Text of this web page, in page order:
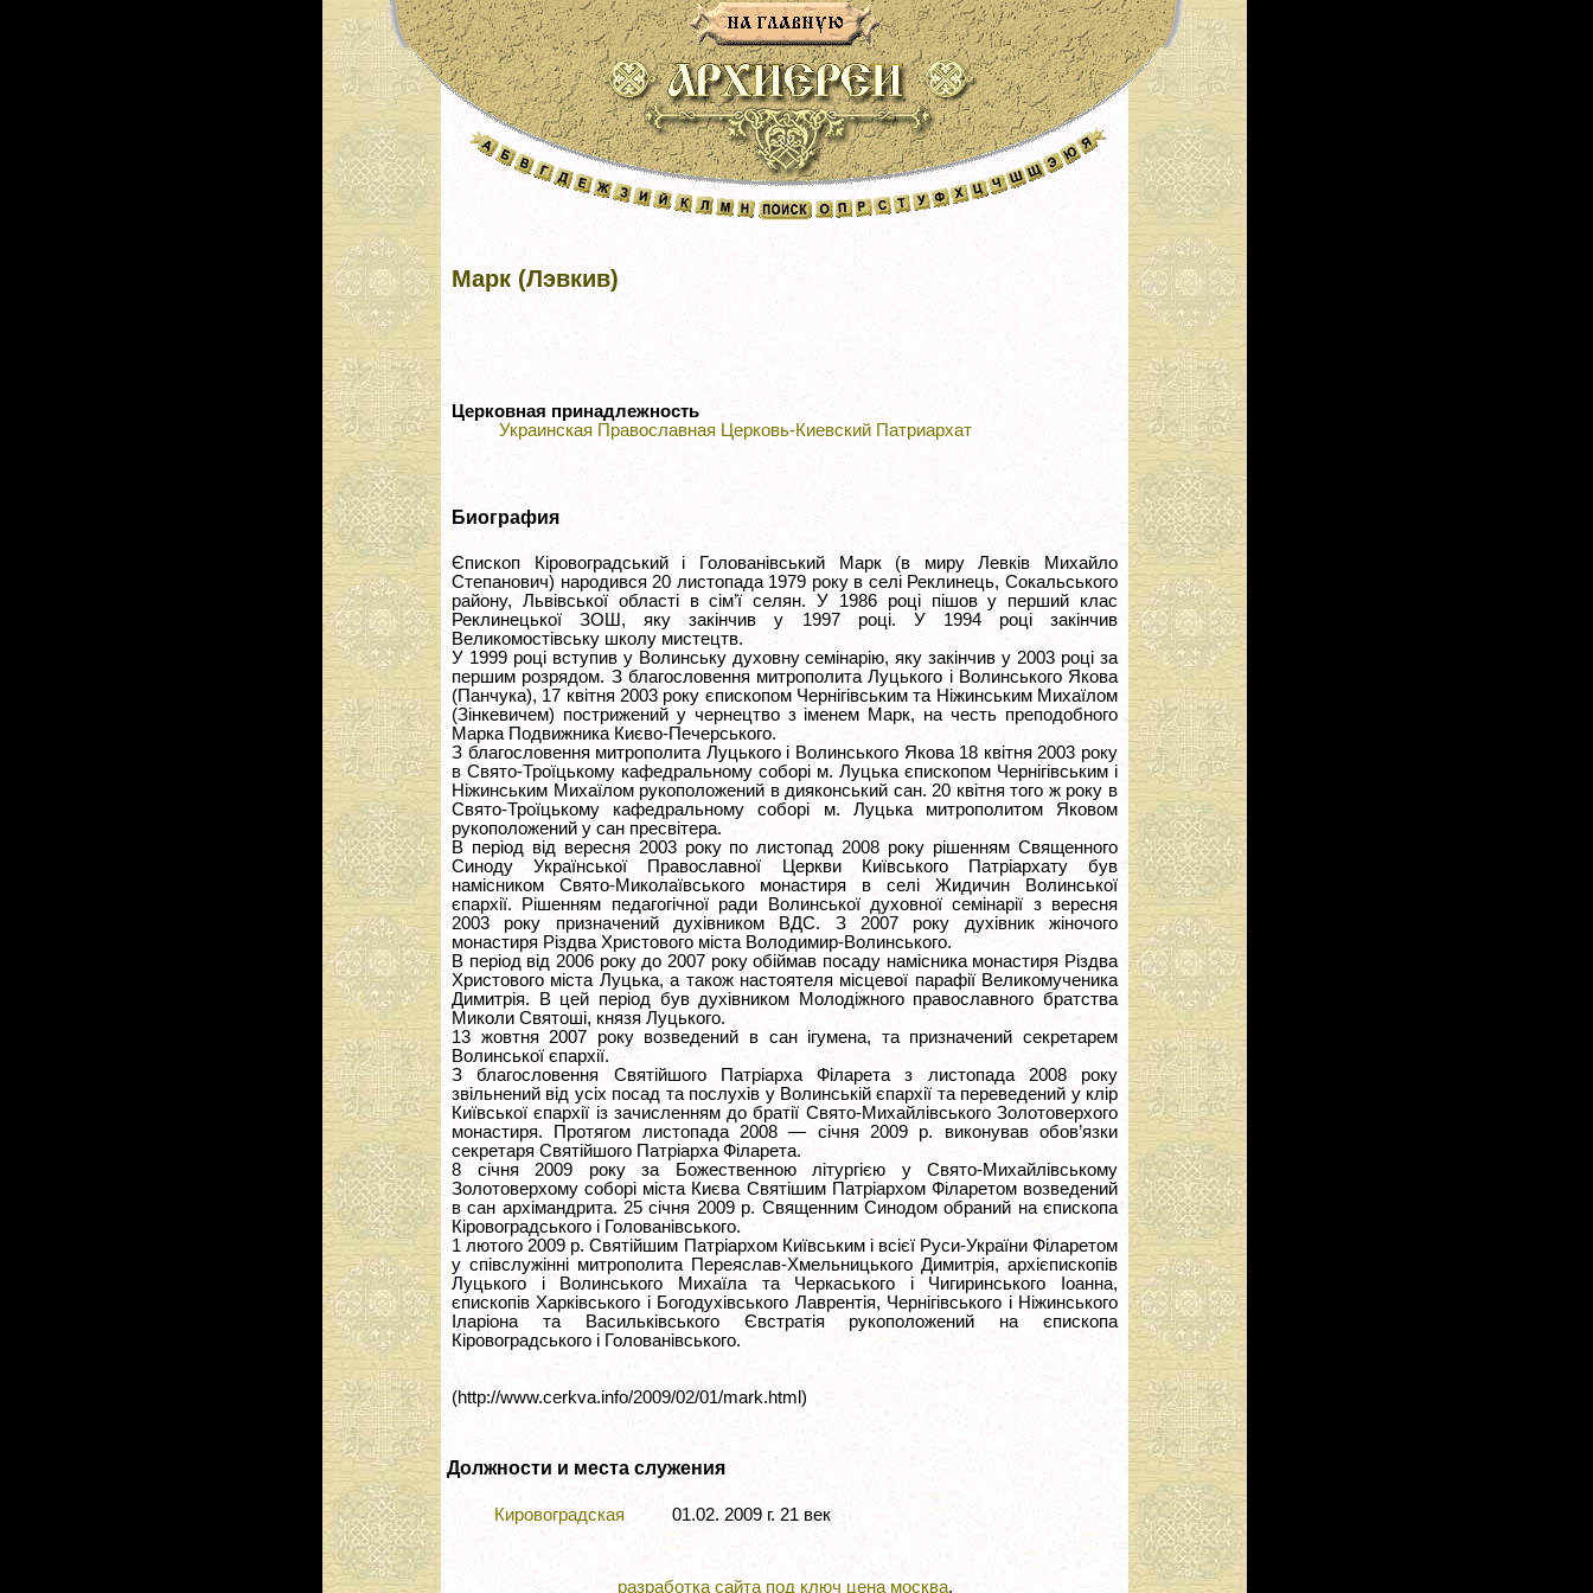
Марк (Лэвкив)
Церковная принадлежность
Украинская Православная Церковь-Киевский Патриархат
Биография
Єпископ Кіровоградський і Голованівський Марк (в миру Левків Михайло
Степанович) народився 20 листопада 1979 року в селі Реклинець, Сокальського
району, Львівської області в сім’ї селян. У 1986 році пішов у перший клас
Реклинецької ЗОШ, яку закінчив у 1997 році. У 1994 році закінчив
Великомостівську школу мистецтв.
У 1999 році вступив у Волинську духовну семінарію, яку закінчив у 2003 році за
першим розрядом. З благословення митрополита Луцького і Волинського Якова
(Панчука), 17 квітня 2003 року єпископом Чернігівським та Ніжинським Михаїлом
(Зінкевичем) пострижений у чернецтво з іменем Марк, на честь преподобного
Марка Подвижника Києво-Печерського.
З благословення митрополита Луцького і Волинського Якова 18 квітня 2003 року
в Свято-Троїцькому кафедральному соборі м. Луцька єпископом Чернігівським і
Ніжинським Михаїлом рукоположений в дияконський сан. 20 квітня того ж року в
Свято-Троїцькому кафедральному соборі м. Луцька митрополитом Яковом
рукоположений у сан пресвітера.
В період від вересня 2003 року по листопад 2008 року рішенням Священного
Синоду Української Православної Церкви Київського Патріархату був
намісником Свято-Миколаївського монастиря в селі Жидичин Волинської
єпархії. Рішенням педагогічної ради Волинської духовної семінарії з вересня
2003 року призначений духівником ВДС. З 2007 року духівник жіночого
монастиря Різдва Христового міста Володимир-Волинського.
В період від 2006 року до 2007 року обіймав посаду намісника монастиря Різдва
Христового міста Луцька, а також настоятеля місцевої парафії Великомученика
Димитрія. В цей період був духівником Молодіжного православного братства
Миколи Святоші, князя Луцького.
13 жовтня 2007 року возведений в сан ігумена, та призначений секретарем
Волинської єпархії.
З благословення Святійшого Патріарха Філарета з листопада 2008 року
звільнений від усіх посад та послухів у Волинській єпархії та переведений у клір
Київської єпархії із зачисленням до братії Свято-Михайлівського Золотоверхого
монастиря. Протягом листопада 2008 — січня 2009 р. виконував обов’язки
секретаря Святійшого Патріарха Філарета.
8 січня 2009 року за Божественною літургією у Свято-Михайлівському
Золотоверхому соборі міста Києва Святішим Патріархом Філаретом возведений
в сан архімандрита. 25 січня 2009 р. Священним Синодом обраний на єпископа
Кіровоградського і Голованівського.
1 лютого 2009 р. Святійшим Патріархом Київським і всієї Руси-України Філаретом
у співслужінні митрополита Переяслав-Хмельницького Димитрія, архієпископів
Луцького і Волинського Михаїла та Черкаського і Чигиринського Іоанна,
єпископів Харківського і Богодухівського Лаврентія, Чернігівського і Ніжинського
Іларіона та Васильківського Євстратія рукоположений на єпископа
Кіровоградського і Голованівського.
(http://www.cerkva.info/2009/02/01/mark.html)
Должности и места служения
Кировоградская 01.02. 2009 г. 21 век
разработка сайта под ключ цена москва.